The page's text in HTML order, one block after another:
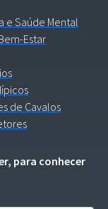
e Saúde Mental
Estar
de Cavalos
para conhecer